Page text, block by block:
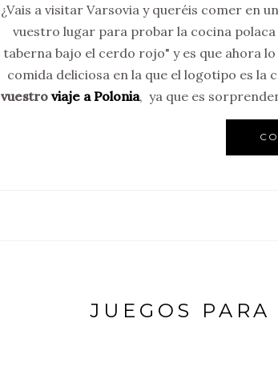
¿Vais a visitar Varsovia y queréis comer en
vuestro lugar para probar la cocina
taberna bajo el cerdo rojo" y es que ahora
comida deliciosa en la que el logotipo es la
vuestro viaje a Polonia, ya que es
JUEGOS